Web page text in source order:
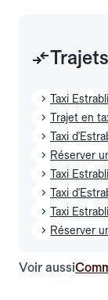
Taxi
Trajet en
Taxi
Réserver
Taxi
Taxi
Taxi
Réserver
Voir aussi